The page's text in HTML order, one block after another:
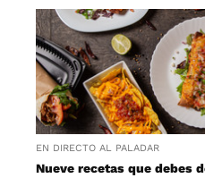
EN DIRECTO AL PALADAR
Nueve recetas que debes